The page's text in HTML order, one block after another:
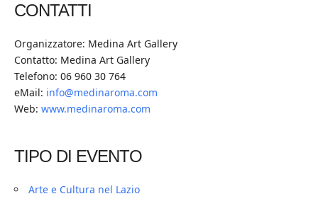
CONTATTI
Organizzatore: Medina Art Gallery
Contatto: Medina Art Gallery
Telefono: 06 960 30 764
eMail: info@medinaroma.com
Web: www.medinaroma.com
TIPO DI EVENTO
Arte e Cultura nel Lazio